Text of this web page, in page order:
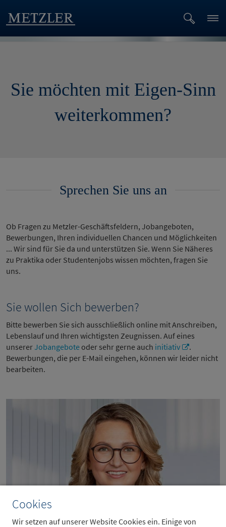
Cookies
Wir setzen auf unserer Website Cookies ein. Einige von
Sie möchten mit Eigen-Sinn
weiterkommen?
Sprechen Sie uns an
Ob Fragen zu Metzler-Geschäftsfeldern, Jobangeboten,
Bewerbungen, Ihren individuellen Chancen und Möglichkeiten
... Wir sind für Sie da und unterstützen Sie. Wenn Sie Näheres
zu Praktika oder Studentenjobs wissen möchten, fragen Sie
uns.
Sie wollen Sich bewerben?
Bitte bewerben Sie sich ausschließlich online mit Anschreiben,
Lebenslauf und Ihren wichtigsten Zeugnissen. Auf eines
unsererJobangebote oder sehr gerne auch initiativ
.
Bewerbungen, die per E-Mail eingehen, können wir leider nicht
bearbeiten.